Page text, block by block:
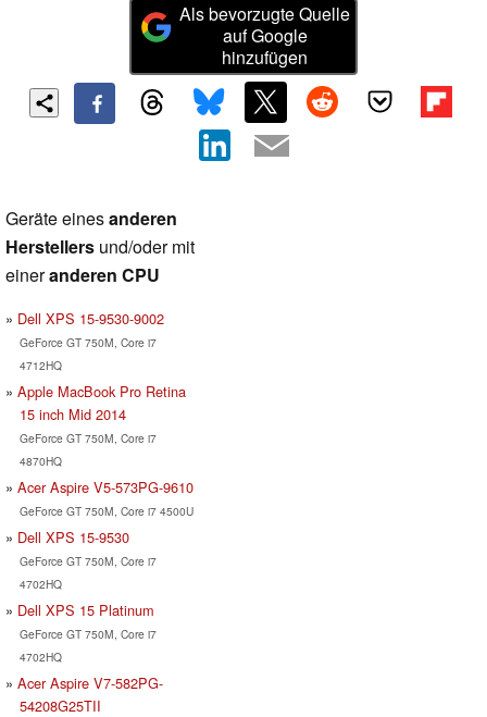
Als bevorzugte Quelle
auf Google
hinzufügen
Geräte einesanderen
Herstellers und/oder mit
eineranderen CPU
Dell XPS 15-9530-9002
GeForce GT 750M, Core i7
4712HQ
Apple MacBook Pro Retina
15 inch Mid 2014
GeForce GT 750M, Core i7
4870HQ
Acer Aspire V5-573PG-9610
GeForce GT 750M, Core i7 4500U
Dell XPS 15-9530
GeForce GT 750M, Core i7
4702HQ
Dell XPS 15 Platinum
GeForce GT 750M, Core i7
4702HQ
Acer Aspire V7-582PG-
54208G25TII